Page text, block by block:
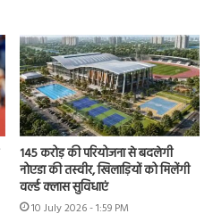
145 करोड़ की परियोजना से बदलेगी
नोएडा की तस्वीर, खिलाड़ियों को मिलेंगी
वर्ल्ड क्लास सुविधाएं
10 July 2026 - 1:59 PM